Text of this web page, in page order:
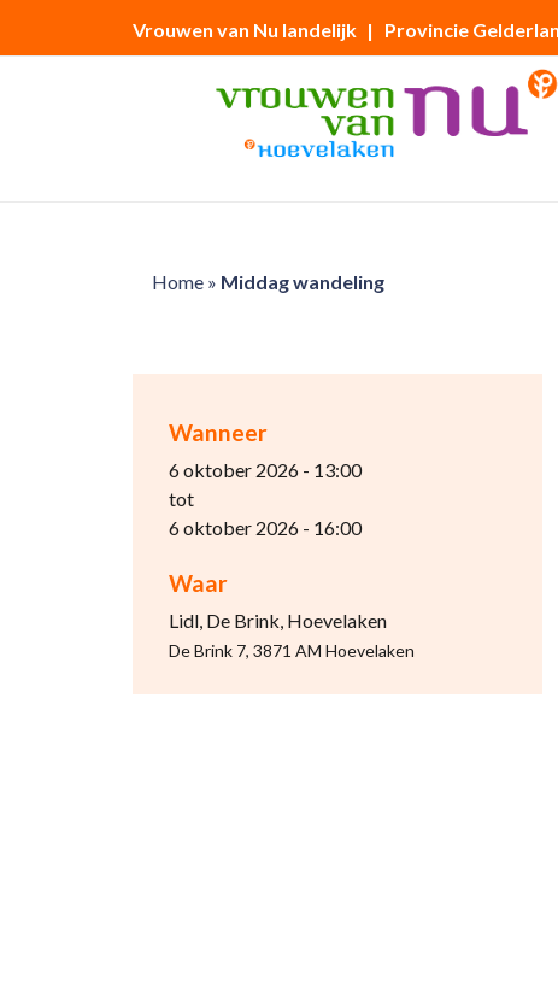
Vrouwen van Nu landelijk | Provincie
Home» Middag wandeling
Wanneer
6 oktober 2026 - 13:00
tot
6 oktober 2026 - 16:00
Waar
Lidl, De Brink, Hoevelaken
De Brink 7, 3871 AM Hoevelaken